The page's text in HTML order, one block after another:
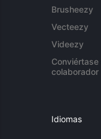
Brusheezy
Vecteezy
Videezy
Conviértase
colaborador
Idiomas